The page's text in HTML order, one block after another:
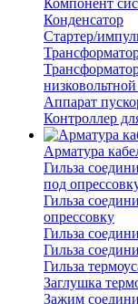
Компонент
Конденсатор
Стартер/
Аппарат
Контроллер
Арматура
Гильза
под
Гильза
опрессовку
Гильза
Гильза
Гильза
Заглушка
Зажим